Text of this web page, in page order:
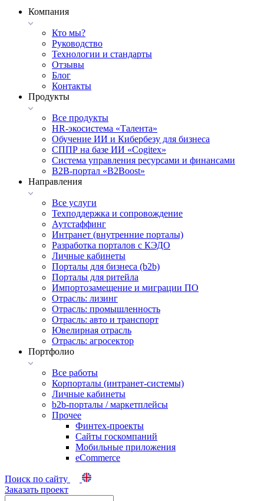
Компания
Кто мы?
Руководство
Технологии и стандарты
Отзывы
Блог
Контакты
Продукты
Все продукты
HR-экосистема «Талента»
Обучение ИИ и Кибербезу для бизнеса
СППР на базе ИИ «Cogitex»
Система управления ресурсами и финансами
B2B-портал «B2Boost»
Направления
Все услуги
Техподдержка и сопровождение
Аутстаффинг
Интранет (внутренние порталы)
Разработка порталов с КЭДО
Личные кабинеты
Порталы для бизнеса (b2b)
Порталы для ритейла
Импортозамещение и миграции ПО
Отрасль: лизинг
Отрасль: промышленность
Отрасль: авто и транспорт
Ювелирная отрасль
Отрасль: агросектор
Портфолио
Все работы
Корпорталы (интранет-системы)
Личные кабинеты
b2b-порталы / маркетплейсы
Прочее
Финтех-проекты
Сайты госкомпаний
Мобильные приложения
eCommerce
Поиск по сайту
Заказать проект